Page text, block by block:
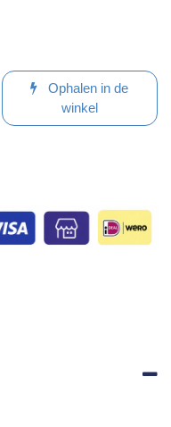
Ophalen in de
winkel